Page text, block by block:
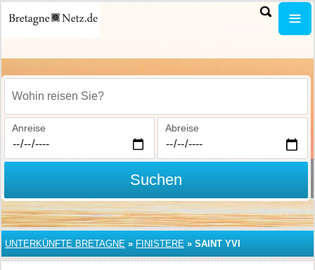
Wohin reisen Sie?
Anreise Abreise
Suchen
UNTERKÜNFTE BRETAGNE » FINISTERE » SAINT YVI